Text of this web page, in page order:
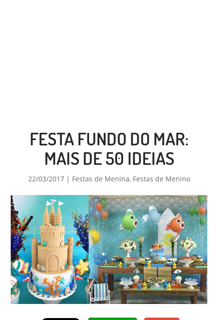
FESTA FUNDO DO MAR:
MAIS DE 50 IDEIAS
22/03/2017| Festas de Menina, Festas de Menino